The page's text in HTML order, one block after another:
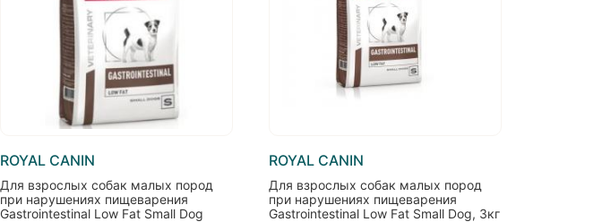
ROYAL CANIN
Для взрослых собак малых пород
при нарушениях пищеварения
Gastrointestinal Low Fat Small Dog
ROYAL CANIN
Для взрослых собак малых пород
при нарушениях пищеварения
Gastrointestinal Low Fat Small Dog, 3кг